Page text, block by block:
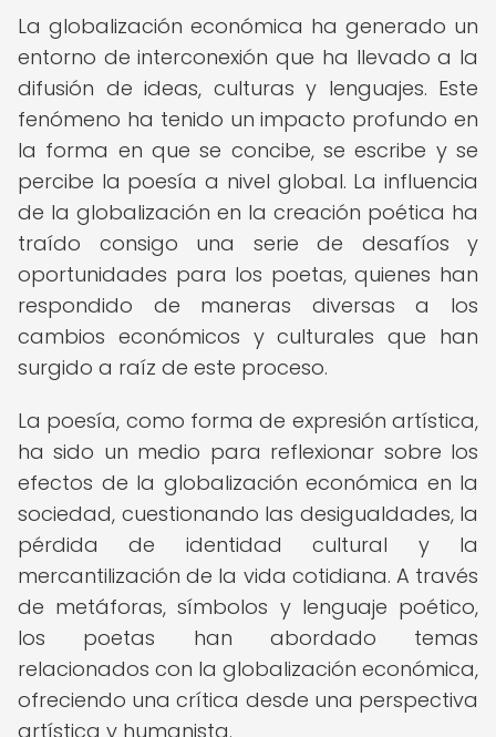
La globalización económica ha generado un
entorno de interconexión que ha llevado a la
difusión de ideas, culturas y lenguajes. Este
fenómeno ha tenido un impacto profundo en
la forma en que se concibe, se escribe y se
percibe la poesía a nivel global. La influencia
de la globalización en la creación poética ha
traído consigo una serie de desafíos y
oportunidades para los poetas, quienes han
respondido de maneras diversas a los
cambios económicos y culturales que han
surgido a raíz de este proceso.
La poesía, como forma de expresión artística,
ha sido un medio para reflexionar sobre los
efectos de la globalización económica en la
sociedad, cuestionando las desigualdades, la
pérdida de identidad cultural y la
mercantilización de la vida cotidiana. A través
de metáforas, símbolos y lenguaje poético,
los poetas han abordado temas
relacionados con la globalización económica,
ofreciendo una crítica desde una perspectiva
artística y humanista.